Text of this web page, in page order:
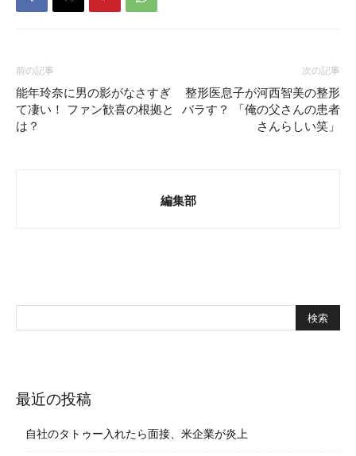
前の記事
能年玲奈に男の影がなさすぎ
て凄い！ ファン歓喜の根拠と
は？
次の記事
整形医息子が河西智美の整形
バラす？ 「俺の父さんの患者
さんらしい笑」
編集部
最近の投稿
自社のタトゥー入れたら面接、米企業が炎上